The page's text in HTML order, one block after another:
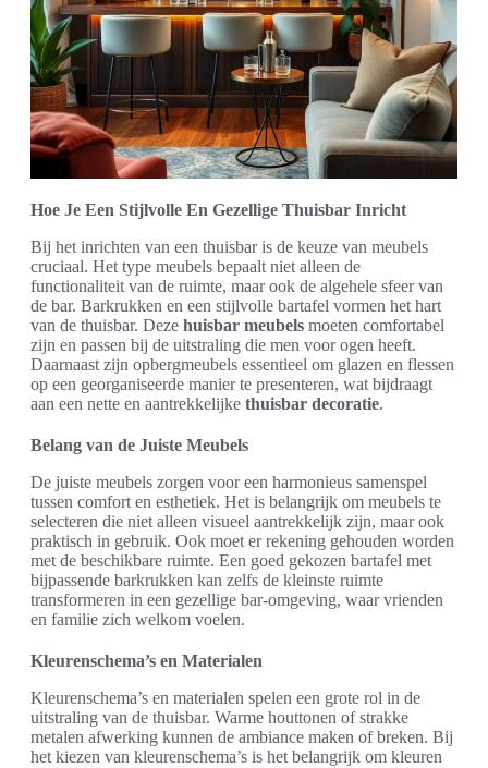
Hoe Je Een Stijlvolle En Gezellige Thuisbar Inricht
Bij het inrichten van een thuisbar is de keuze van meubels
cruciaal. Het type meubels bepaalt niet alleen de
functionaliteit van de ruimte, maar ook de algehele sfeer van
de bar. Barkrukken en een stijlvolle bartafel vormen het hart
van de thuisbar. Deze huisbar meubels moeten comfortabel
zijn en passen bij de uitstraling die men voor ogen heeft.
Daarnaast zijn opbergmeubels essentieel om glazen en flessen
op een georganiseerde manier te presenteren, wat bijdraagt
aan een nette en aantrekkelijke thuisbar decoratie.
Belang van de Juiste Meubels
De juiste meubels zorgen voor een harmonieus samenspel
tussen comfort en esthetiek. Het is belangrijk om meubels te
selecteren die niet alleen visueel aantrekkelijk zijn, maar ook
praktisch in gebruik. Ook moet er rekening gehouden worden
met de beschikbare ruimte. Een goed gekozen bartafel met
bijpassende barkrukken kan zelfs de kleinste ruimte
transformeren in een gezellige bar-omgeving, waar vrienden
en familie zich welkom voelen.
Kleurenschema’s en Materialen
Kleurenschema’s en materialen spelen een grote rol in de
uitstraling van de thuisbar. Warme houttonen of strakke
metalen afwerking kunnen de ambiance maken of breken. Bij
het kiezen van kleurenschema’s is het belangrijk om kleuren